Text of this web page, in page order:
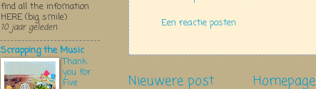
Een reactie posten
Nieuwere post Homepage
find all the infomation
HERE (big smile)
10 jaar geleden
Scrapping the Music
Thank
you for
Five